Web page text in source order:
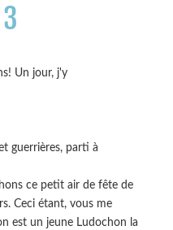
Un jour, j'y
guerrières, parti à
ce petit air de fête de
Ceci étant, vous me
est un jeune Ludochon la